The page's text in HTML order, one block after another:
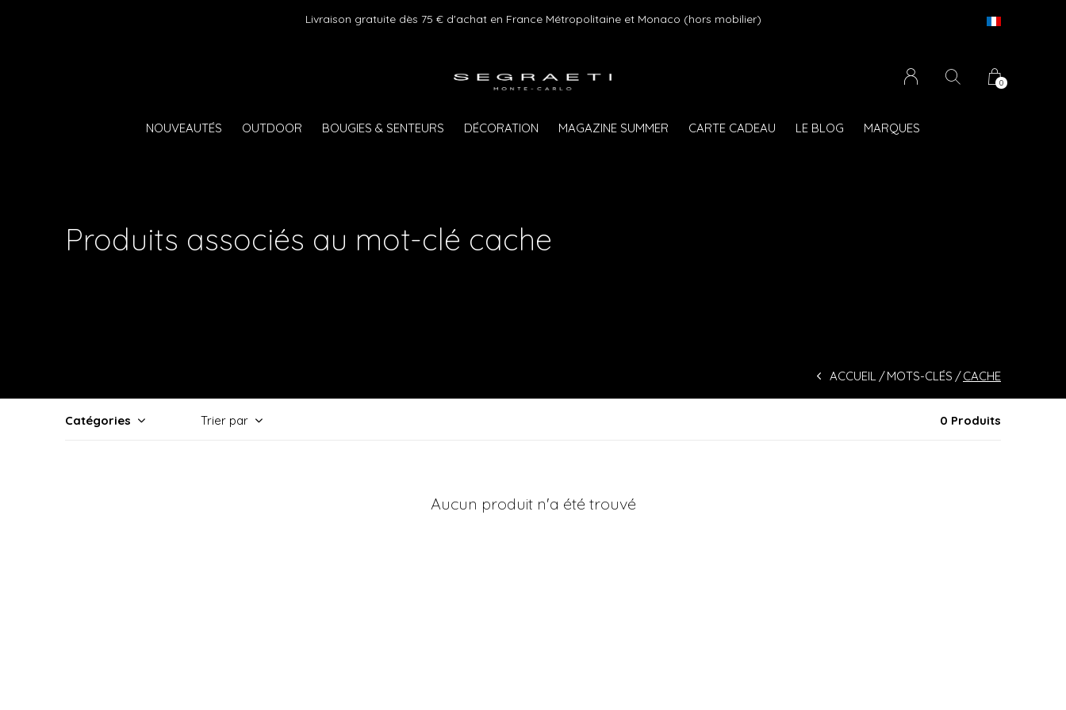
NOUVEAUTÉS OUTDOOR BOUGIES & SENTEURS DÉCORATION MAGAZINE SUMMER CARTE CADEAU LE BLOG MARQUES
0
Livraison gratuite dès 75 € d'achat en France Métropolitaine et Monaco (hors mobilier)
Produits associés au mot-clé cache
ACCUEIL MOTS-CLÉS CACHE
Catégories Trier par 0 Produits
Aucun produit n'a été trouvé